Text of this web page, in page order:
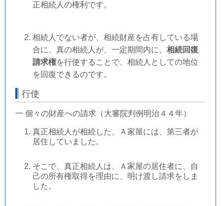
正相続人の権利です。
相続人でない者が、相続財産を占有している場
合に、真の相続人が、一定期間内に、 相続回復
請求権を行使することで、相続人としての地位
を回復できるのです。
行使
一 個々の財産への請求（大審院判例明治４４年）
真正相続人が相続した、Ａ家屋には、第三者が
居住していました。
そこで、真正相続人は、Ａ家屋の居住者に、自
己の所有権取得を理由に、明け渡し請求をしま
した。